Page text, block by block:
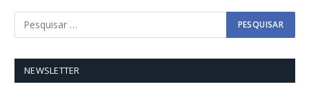
NEWSLETTER